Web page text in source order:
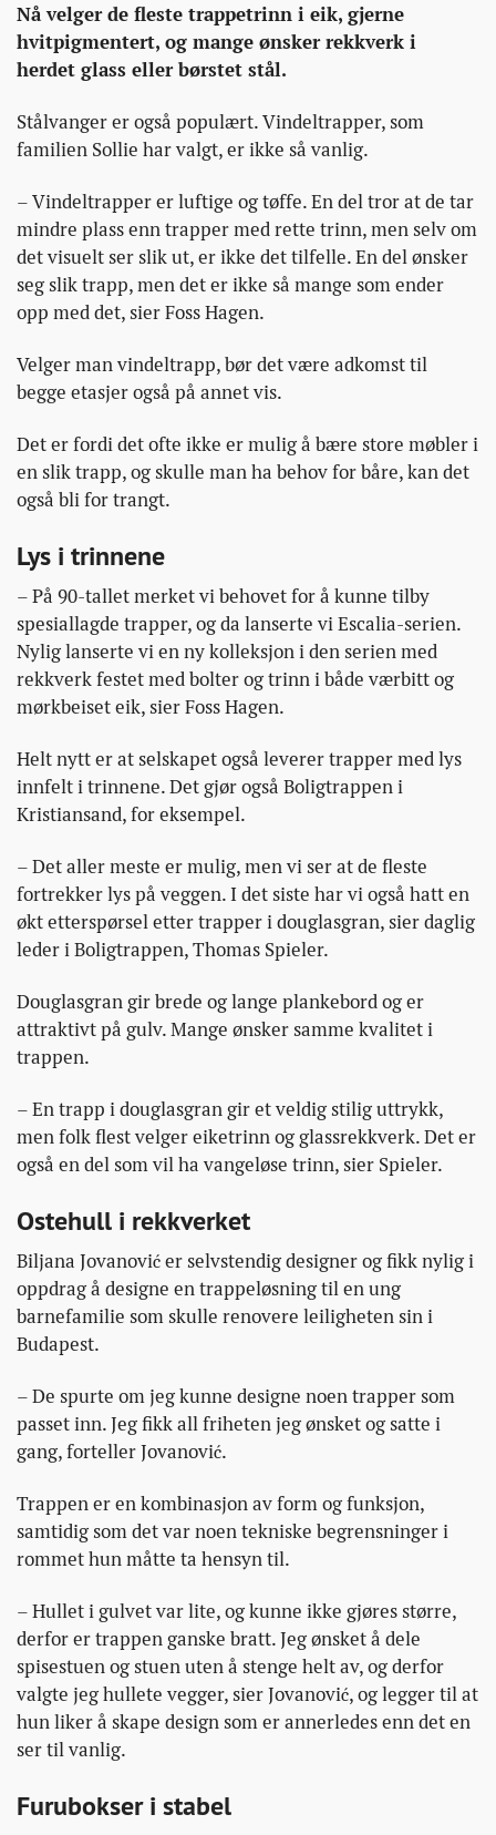
Nå velger de fleste trappetrinn i eik, gjerne
hvitpigmentert, og mange ønsker rekkverk i
herdet glass eller børstet stål.
Stålvanger er også populært. Vindeltrapper, som
familien Sollie har valgt, er ikke så vanlig.
– Vindeltrapper er luftige og tøffe. En del tror at de tar
mindre plass enn trapper med rette trinn, men selv om
det visuelt ser slik ut, er ikke det tilfelle. En del ønsker
seg slik trapp, men det er ikke så mange som ender
opp med det, sier Foss Hagen.
Velger man vindeltrapp, bør det være adkomst til
begge etasjer også på annet vis.
Det er fordi det ofte ikke er mulig å bære store møbler i
en slik trapp, og skulle man ha behov for båre, kan det
også bli for trangt.
Lys i trinnene
– På 90-tallet merket vi behovet for å kunne tilby
spesiallagde trapper, og da lanserte vi Escalia-serien.
Nylig lanserte vi en ny kolleksjon i den serien med
rekkverk festet med bolter og trinn i både værbitt og
mørkbeiset eik, sier Foss Hagen.
Helt nytt er at selskapet også leverer trapper med lys
innfelt i trinnene. Det gjør også Boligtrappen i
Kristiansand, for eksempel.
– Det aller meste er mulig, men vi ser at de fleste
fortrekker lys på veggen. I det siste har vi også hatt en
økt etterspørsel etter trapper i douglasgran, sier daglig
leder i Boligtrappen, Thomas Spieler.
Douglasgran gir brede og lange plankebord og er
attraktivt på gulv. Mange ønsker samme kvalitet i
trappen.
– En trapp i douglasgran gir et veldig stilig uttrykk,
men folk flest velger eiketrinn og glassrekkverk. Det er
også en del som vil ha vangeløse trinn, sier Spieler.
Ostehull i rekkverket
Biljana Jovanović er selvstendig designer og fikk nylig i
oppdrag å designe en trappeløsning til en ung
barnefamilie som skulle renovere leiligheten sin i
Budapest.
– De spurte om jeg kunne designe noen trapper som
passet inn. Jeg fikk all friheten jeg ønsket og satte i
gang, forteller Jovanović.
Trappen er en kombinasjon av form og funksjon,
samtidig som det var noen tekniske begrensninger i
rommet hun måtte ta hensyn til.
– Hullet i gulvet var lite, og kunne ikke gjøres større,
derfor er trappen ganske bratt. Jeg ønsket å dele
spisestuen og stuen uten å stenge helt av, og derfor
valgte jeg hullete vegger, sier Jovanović, og legger til at
hun liker å skape design som er annerledes enn det en
ser til vanlig.
Furubokser i stabel